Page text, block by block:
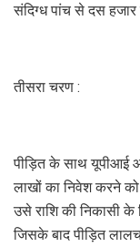
संदिग्ध पांच से दस
तीसरा चरण :
पीड़ित के साथ यूपीआई
लाखों का निवेश करने को
उसे राशि की निकासी
जिसके बाद पीड़ित